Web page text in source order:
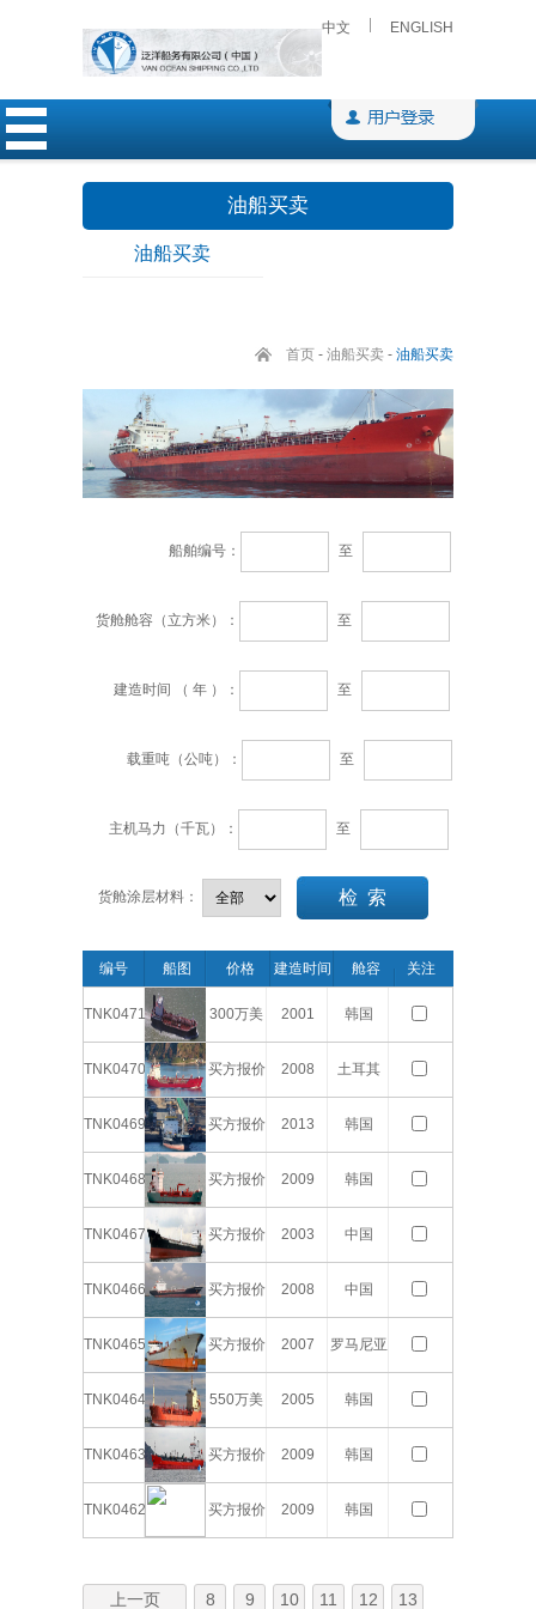
中文 ENGLISH
油船买卖
油船买卖
首页 - 油船买卖 - 油船买卖
船舶编号： 至
货舱舱容（立方米）： 至
建造时间 （ 年 ）： 至
载重吨（公吨）： 至
主机马力（千瓦）： 至
货舱涂层材料：
编号 船图 价格 建造时间 舱容
（CBFT）
关注
TNK0471 300万美
元
2001 韩国
TNK0470 买方报价 2008 土耳其
TNK0469 买方报价 2013 韩国
TNK0468 买方报价 2009 韩国
TNK0467 买方报价 2003 中国
TNK0466 买方报价 2008 中国
TNK0465 买方报价 2007 罗马尼亚
TNK0464 550万美
元
2005 韩国
TNK0463 买方报价 2009 韩国
TNK0462 买方报价 2009 韩国
上一页 8 9 10 11 12 13